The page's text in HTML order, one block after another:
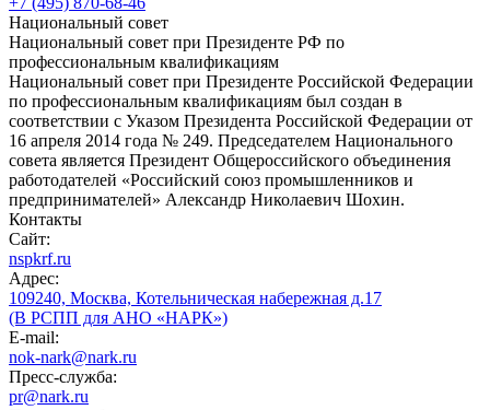
Национальный совет
Национальный совет при Президенте РФ по
профессиональным квалификациям
Национальный совет при Президенте Российской Федерации
по профессиональным квалификациям был создан в
соответствии с Указом Президента Российской Федерации от
16 апреля 2014 года № 249. Председателем Национального
совета является Президент Общероссийского объединения
работодателей «Российский союз промышленников и
предпринимателей» Александр Николаевич Шохин.
Контакты
Сайт:
nspkrf.ru
Адрес:
109240, Москва, Котельническая набережная д.17
(В РСПП для АНО «НАРК»)
E-mail:
nok-nark@nark.ru
Пресс-служба:
pr@nark.ru